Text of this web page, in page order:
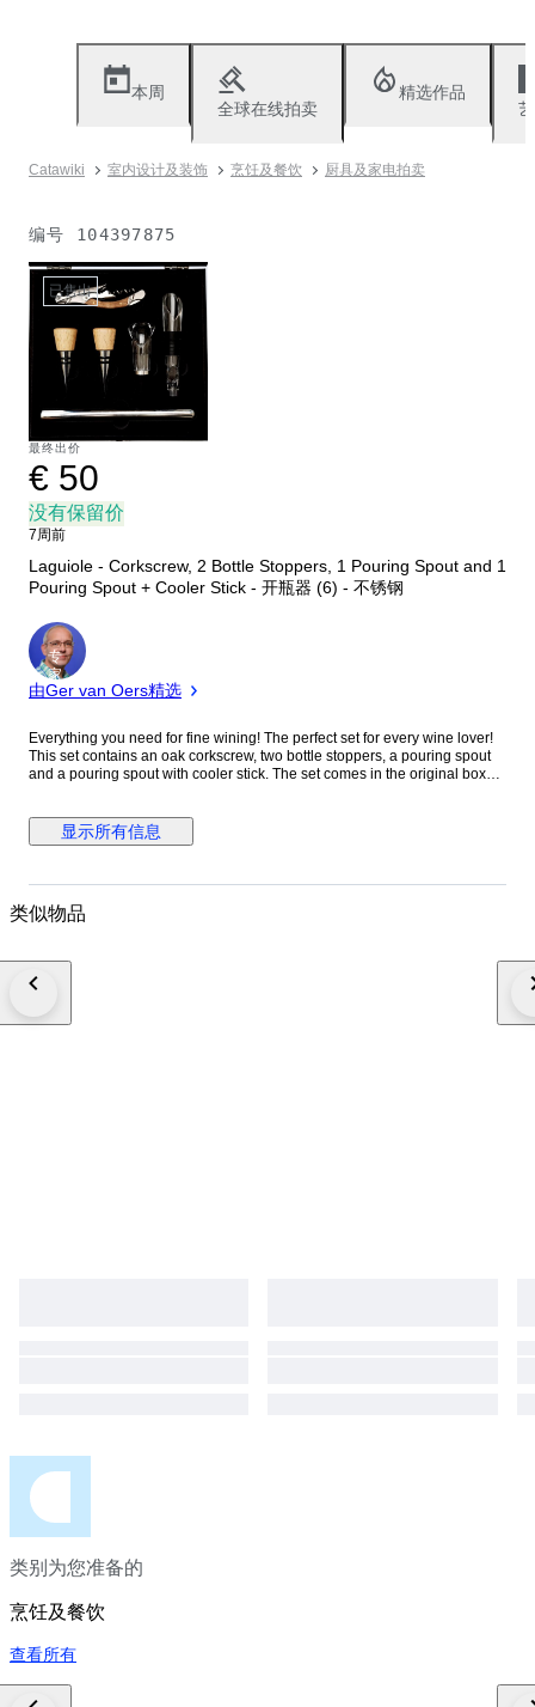
本周
全球在线拍卖
精选作品
Catawiki 室内设计及装饰 烹饪及餐饮 厨具及家电拍卖
编号 104397875
已售出
最终出价
€ 50
没有保留价
7周前
Laguiole - Corkscrew, 2 Bottle Stoppers, 1 Pouring Spout and 1
Pouring Spout + Cooler Stick - 开瓶器 (6) - 不锈钢
专
家
由Ger van Oers精选
Everything you need for fine wining! The perfect set for every wine lover!
This set contains an oak corkscrew, two bottle stoppers, a pouring spout
and a pouring spout with cooler stick. The set comes in the original box
Cooler Stick. Documentation: Certificate of Authentication. Dimensions:
22cm. x 21cm. x 4cm. Material (blade): Acier Inox (stainless steel).
Box. Condition: New, not used. Laguiole is (beside a brand name) a
Occitan pocket-knife, originally produced in the "knife-city" of Thiers where
worldwide with a Track-and-Trace code. Quality and fast Shipping. (excl.
显示所有信息
类似物品
类别为您准备的
烹饪及餐饮
查看所有